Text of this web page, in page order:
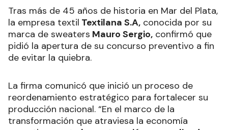
Tras más de 45 años de historia en Mar del Plata,
la empresa textil Textilana S.A, conocida por su
marca de sweaters Mauro Sergio, confirmó que
pidió la apertura de su concurso preventivo a fin
de evitar la quiebra.
La firma comunicó que inició un proceso de
reordenamiento estratégico para fortalecer su
producción nacional. “En el marco de la
transformación que atraviesa la economía